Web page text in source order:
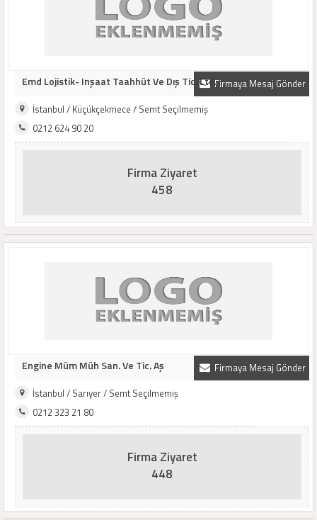
Firmaya Mesaj Gönder
Emd Lojistik- Inşaat Taahhüt Ve Dış Tic. Ltd...
İstanbul / Küçükçekmece / Semt Seçilmemiş
0212 624 90 20
Firma Ziyaret
458
Firmaya Mesaj Gönder
Engine Müm Müh San. Ve Tic. Aş
İstanbul / Sarıyer / Semt Seçilmemiş
0212 323 21 80
Firma Ziyaret
448